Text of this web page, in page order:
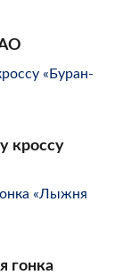
кроссу
гонка